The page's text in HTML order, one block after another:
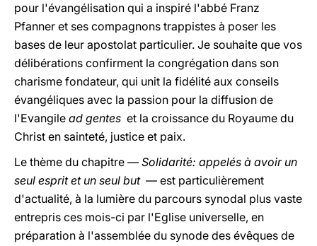
pour l'évangélisation qui a inspiré l'abbé Franz
Pfanner et ses compagnons trappistes à poser les
bases de leur apostolat particulier. Je souhaite que vos
délibérations confirment la congrégation dans son
charisme fondateur, qui unit la fidélité aux conseils
évangéliques avec la passion pour la diffusion de
l'Evangile ad gentes et la croissance du Royaume du
Christ en sainteté, justice et paix.
Le thème du chapitre — Solidarité: appelés à avoir un
seul esprit et un seul but— est particulièrement
d'actualité, à la lumière du parcours synodal plus vaste
entrepris ces mois-ci par l'Eglise universelle, en
préparation à l'assemblée du synode des évêques de